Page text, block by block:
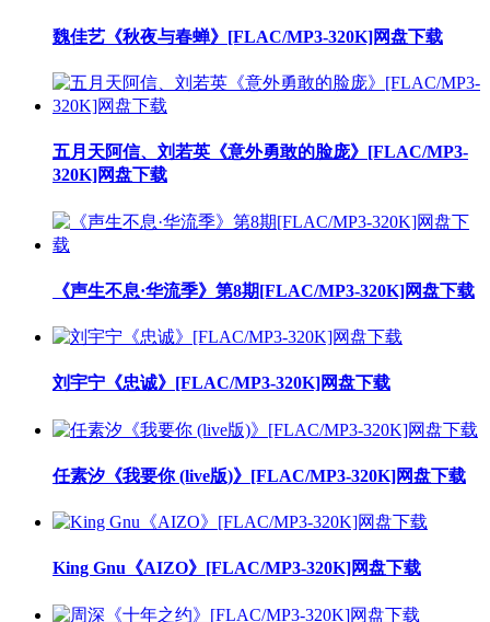
魏佳艺《秋夜与春蝉》[FLAC/MP3-320K]网盘下载
五月天阿信、刘若英《意外勇敢的脸庞》[FLAC/MP3-
320K]网盘下载
《声生不息·华流季》第8期[FLAC/MP3-320K]网盘下载
刘宇宁《忠诚》[FLAC/MP3-320K]网盘下载
任素汐《我要你 (live版)》[FLAC/MP3-320K]网盘下载
King Gnu《AIZO》[FLAC/MP3-320K]网盘下载